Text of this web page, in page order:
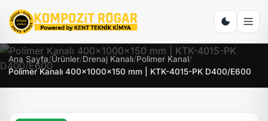
Ana Sayfa/Ürünler/Drenaj Kanalı/Polimer Kanal/
Polimer Kanalı 400x1000x150 mm | KTK-4015-PK D400/E600